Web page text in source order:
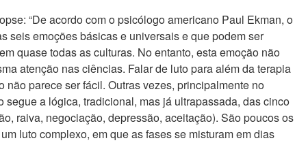
“De acordo com o psicólogo americano Paul Ekman, o
seis emoções básicas e universais e que podem ser
quase todas as culturas. No entanto, esta emoção não
atenção nas ciências. Falar de luto para além da terapia
não parece ser fácil. Outras vezes, principalmente no
segue a lógica, tradicional, mas já ultrapassada, das cinco
raiva, negociação, depressão, aceitação). São poucos os
luto complexo, em que as fases se misturam em dias